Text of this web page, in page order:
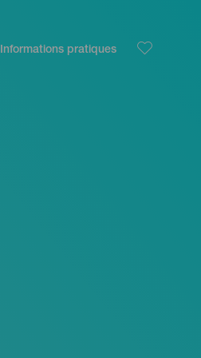
Informations pratiques